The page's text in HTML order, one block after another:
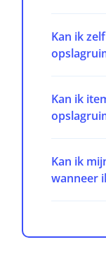
Kan ik
Kan ik
Kan ik
wanneer